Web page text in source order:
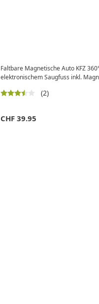
Faltbare Magnetische Auto KFZ
elektronischem Saugfuss inkl.
(2)
CHF 39.95